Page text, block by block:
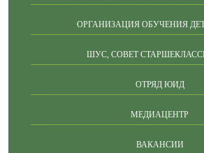
ОРГАНИЗАЦИЯ ОБУЧЕНИЯ
ШУС, СОВЕТ
ОТРЯД ЮИД
МЕДИАЦЕНТР
ВАКАНСИИ